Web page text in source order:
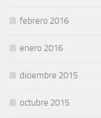
febrero 2016
enero 2016
diciembre 2015
octubre 2015